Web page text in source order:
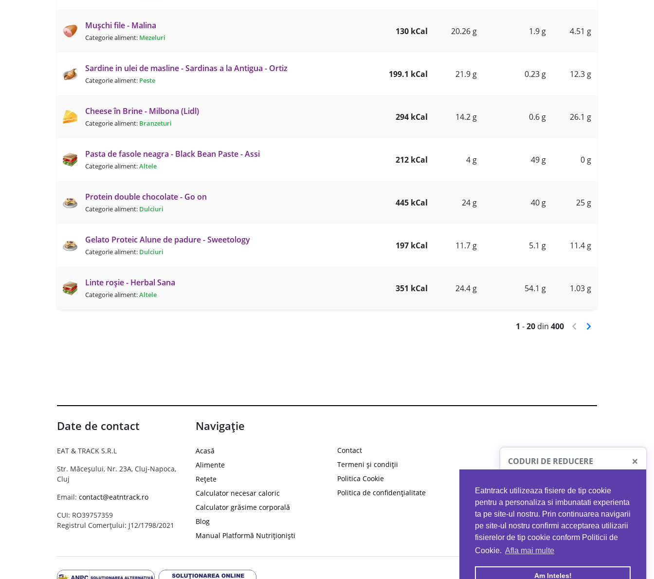
Eatntrack utilizeaza fisiere de tip cookie
pentru a personaliza si imbunatati experienta
ta pe site-ul nostru. Prin continuarea navigarii
pe site-ul nostru confirmi acceptarea utilizarii
fisierelor de tip cookie conform Politicii de
Cookie. Afla mai multe
Am Inteles!
Mușchi file - Malina
Categorie aliment: Mezeluri
130 kCal 20.26 g 1.9 g 4.51 g
Sardine in ulei de masline - Sardinas a la Antigua - Ortiz
Categorie aliment: Peste
199.1 kCal 21.9 g 0.23 g 12.3 g
Cheese în Brine - Milbona (Lidl)
Categorie aliment: Branzeturi
294 kCal 14.2 g 0.6 g 26.1 g
Pasta de fasole neagra - Black Bean Paste - Assi
Categorie aliment:Altele
212 kCal 4 g 49 g 0 g
Protein double chocolate - Go on
Categorie aliment: Dulciuri
445 kCal 24 g 40 g 25 g
Gelato Proteic Alune de padure - Sweetology
Categorie aliment: Dulciuri
197 kCal 11.7 g 5.1 g 11.4 g
Linte roșie - Herbal Sana
Categorie aliment:Altele
351 kCal 24.4 g 54.1 g 1.03 g
1 -20 din 400
Date de contact
EAT & TRACK S.R.L
Str. Măceșului, Nr. 23A, Cluj-Napoca,
Cluj
Email: contact@eatntrack.ro
CUI: RO39757359
Registrul Comerțului: J12/1798/2021
Navigație
Acasă
Alimente
Rețete
Calculator necesar caloric
Calculator grăsime corporală
Blog
Manual Platformă Nutriționiști
Contact
Termeni și condiții
Politica Cookie
Politica de confidențialitate
CODURI DE REDUCERE ×
PROTO41
reducere la orice comandă
EATNTRACK
MYPROTEIN
Ai40%reducere la orice comandă
folosind codul EATTRACK